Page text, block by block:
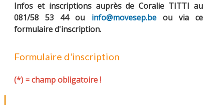
Infos et inscriptions auprès de Coralie TITTI au
081/58 53 44 ou info@movesep.beou via ce
formulaire d'inscription.
Formulaire d'inscription
(*) = champ obligatoire !